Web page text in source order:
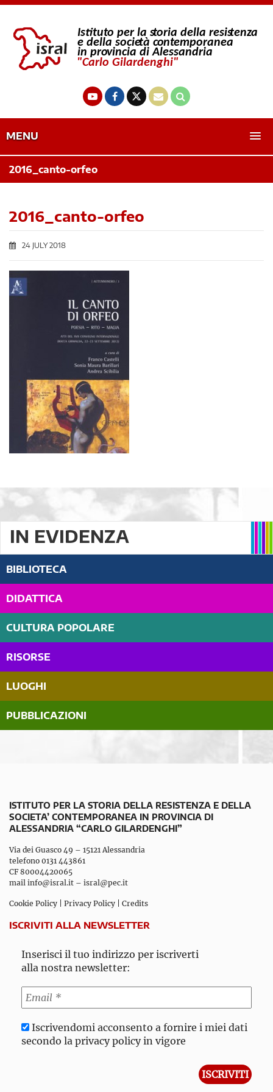
MENU
2016_canto-orfeo
2016_canto-orfeo
24 JULY 2018
IN EVIDENZA
BIBLIOTECA
DIDATTICA
CULTURA POPOLARE
RISORSE
LUOGHI
PUBBLICAZIONI
ISTITUTO PER LA STORIA DELLA RESISTENZA E DELLA
SOCIETA’ CONTEMPORANEA IN PROVINCIA DI
ALESSANDRIA “CARLO GILARDENGHI”
Via dei Guasco 49 – 15121 Alessandria
telefono 0131 443861
CF 80004420065
mail info@isral.it – isral@pec.it
Cookie Policy Privacy Policy Credits
ISCRIVITI ALLA NEWSLETTER
Inserisci il tuo indirizzo per iscriverti
alla nostra newsletter:
Iscrivendomi acconsento a fornire i miei dati
secondo la privacy policy in vigore